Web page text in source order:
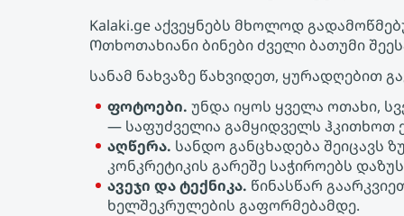
Kalaki.ge აქვეყნებს მხოლოდ
Ოთხოთახიანი ბინები ძველი ბათუმი
სანამ ნახვაზე წახვიდეთ, ყურადღებით
ფოტოები. უნდა იყოს ყველა ოთახი,
— საფუძველია გამყიდველს ჰკითხოთ
აღწერა. სანდო განცხადება
კონკრეტიკის გარეშე საჭიროებს
ავეჯი და ტექნიკა. წინასწარ
ხელშეკრულების გაფორმებამდე.